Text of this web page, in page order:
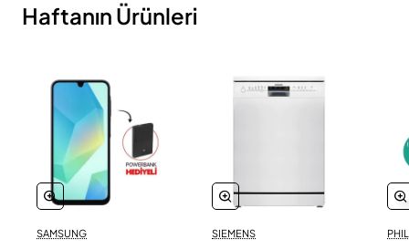
Haftanın Ürünleri
SAMSUNG SIEMENS